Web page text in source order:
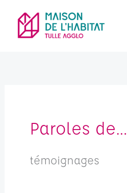
contenu
Paroles de…
témoignages